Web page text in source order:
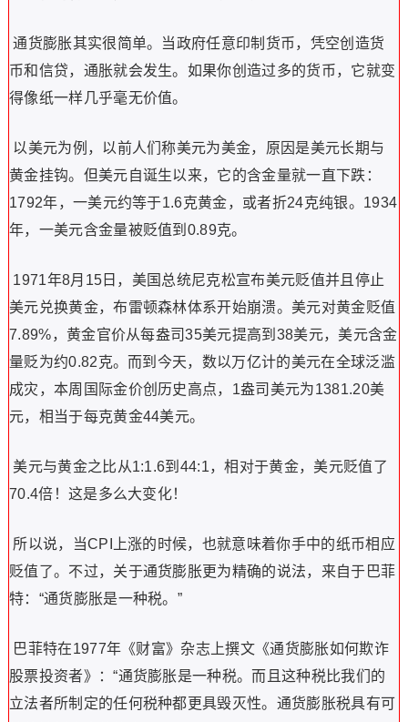
通货膨胀其实很简单。当政府任意印制货币，凭空创造货
币和信贷，通胀就会发生。如果你创造过多的货币，它就变
得像纸一样几乎毫无价值。
以美元为例，以前人们称美元为美金，原因是美元长期与
黄金挂钩。但美元自诞生以来，它的含金量就一直下跌：
1792年，一美元约等于1.6克黄金，或者折24克纯银。1934
年，一美元含金量被贬值到0.89克。
1971年8月15日，美国总统尼克松宣布美元贬值并且停止
美元兑换黄金，布雷顿森林体系开始崩溃。美元对黄金贬值
7.89%，黄金官价从每盎司35美元提高到38美元，美元含金
量贬为约0.82克。而到今天，数以万亿计的美元在全球泛滥
成灾，本周国际金价创历史高点，1盎司美元为1381.20美
元，相当于每克黄金44美元。
美元与黄金之比从1:1.6到44:1，相对于黄金，美元贬值了
70.4倍！这是多么大变化！
所以说，当CPI上涨的时候，也就意味着你手中的纸币相应
贬值了。不过，关于通货膨胀更为精确的说法，来自于巴菲
特：“通货膨胀是一种税。”
巴菲特在1977年《财富》杂志上撰文《通货膨胀如何欺诈
股票投资者》：“通货膨胀是一种税。而且这种税比我们的
立法者所制定的任何税种都更具毁灭性。通货膨胀税具有可